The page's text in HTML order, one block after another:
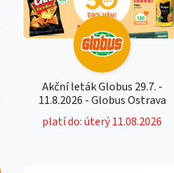
Akční leták Globus 29.7. -
11.8.2026 - Globus Ostrava
platí do: úterý 11.08.2026